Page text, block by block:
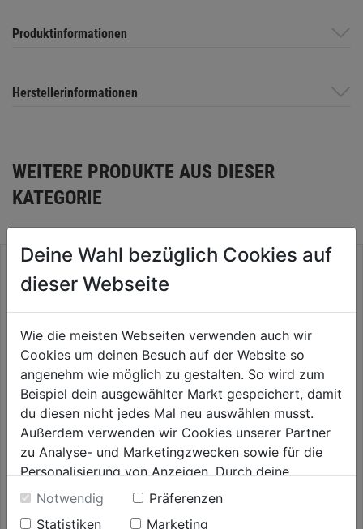
Produktinformationen
Herstellerinformationen
WEITERE PRODUKTE AUS DIESER
KATEGORIE
Grundausstattung Premium
von
49,99€
Gießstab Light 35 60cm
0.0 (0)
0.0
von
5
Sternen.
51,99€
Deine Wahl bezüglich Cookies auf
dieser Webseite
Wie die meisten Webseiten verwenden auch wir
Cookies um deinen Besuch auf der Website so
angenehm wie möglich zu gestalten. So wird zum
Beispiel dein ausgewählter Markt gespeichert, damit
du diesen nicht jedes Mal neu auswählen musst.
Außerdem verwenden wir Cookies unserer Partner
zu Analyse- und Marketingzwecken sowie für die
Personalisierung von Anzeigen. Durch deine
Einwilligung werden die Daten von Drittanbieter,
unter anderem auch in den USA, verarbeitet.
Notwendig
Präferenzen
Statistiken
Marketing